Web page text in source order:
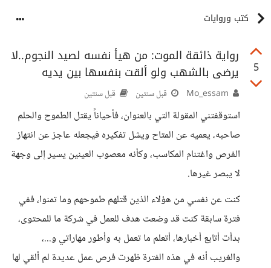
كتب وروايات
5
رواية ذائقة الموت: من هيأ نفسه لصيد النجوم..لا
يرضى بالشهب ولو ألقت بنفسها بين يديه
قبل سنتين قبل سنتين
استوقفتني المقولة التي بالعنوان، فأحياناً يقتل الطموح والحلم
صاحبه، يعميه عن المتاح ويشل تفكيره فيجعله عاجز عن انتهاز
الفرص واغتنام المكاسب، وكأنه معصوب العينين يسير إلى وجهة
لا يبصر غيرها.
كنت عن نفسي من هؤلاء الذين قتلهم طموحهم وما تمنوا، ففي
فترة سابقة كنت قد وضعت هدف للعمل في شركة ما للمحتوى،
بدأت أتابع أخبارها، أتعلم ما تعمل به وأطور مهاراتي و...،
والغريب أنه في هذه الفترة ظهرت فرص عمل عديدة لم ألقي لها